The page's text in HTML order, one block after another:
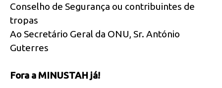
Conselho de Segurança ou contribuintes de
tropas
Ao Secretário Geral da ONU, Sr. António
Guterres
Fora a MINUSTAH já!